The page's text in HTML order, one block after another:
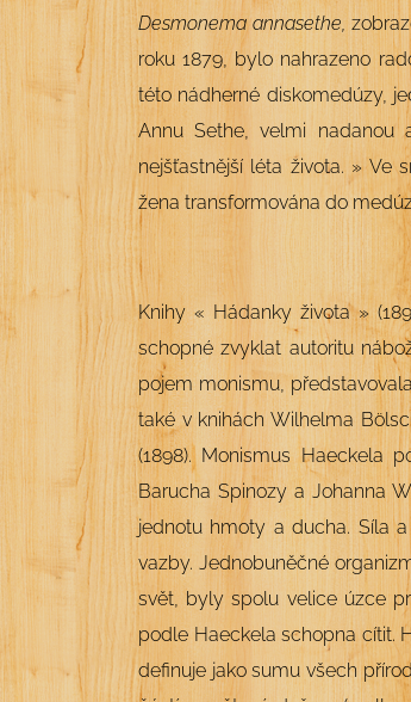
Desmonema annasethe,
roku 1879, bylo nahrazeno
této nádherné diskomedúzy,
Annu Sethe, velmi
nejšťastnější léta života. » Ve
žena transformována do
Knihy « Hádanky života»
schopné zvyklat autoritu
pojem monismu,
také v knihách Wilhelma B
(1898). Monismus Haeckela
Barucha Spinozy a Johanna
jednotu hmoty a ducha. Síla
vazby. Jednobuněčné
svět, byly spolu velice úzce
podle Haeckela schopna cítit.
definuje jako sumu všech